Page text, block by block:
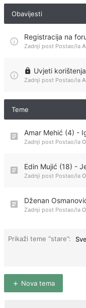
Obavijesti
Registracija na
Zadnji post Postao/la
Uvjeti
Zadnji post Postao/la
Teme
Amar Mehić (4) -
Zadnji post Postao/la
Edin Mujić (18) -
Zadnji post Postao/la
Dženan
Zadnji post Postao/la
Prikaži teme “stare”:
Nova tema